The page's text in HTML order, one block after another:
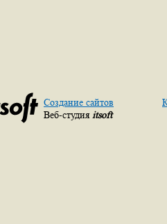
Создание сайтов
Веб-студия itsoft